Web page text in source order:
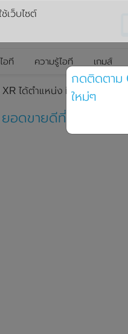
อที ความรู้ไอที เกมส์
XR ได้ตำแหน่ง iPhone ยอดข
อดขายดีที่สุดของปี
เว็บไซต์
กดติดตาม
ใหม่ๆ